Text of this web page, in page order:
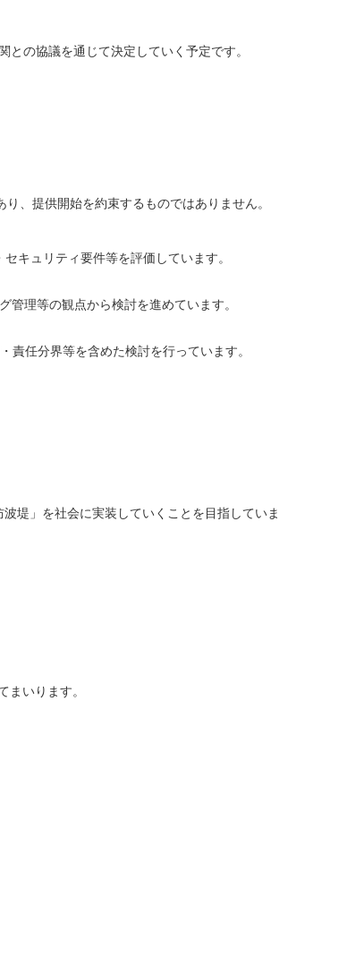
の協議を通じて決定していく予定です。
、提供開始を約束するものではありません。
キュリティ要件等を評価しています。
理等の観点から検討を進めています。
任分界等を含めた検討を行っています。
堤」を社会に実装していくことを目指していま
いります。